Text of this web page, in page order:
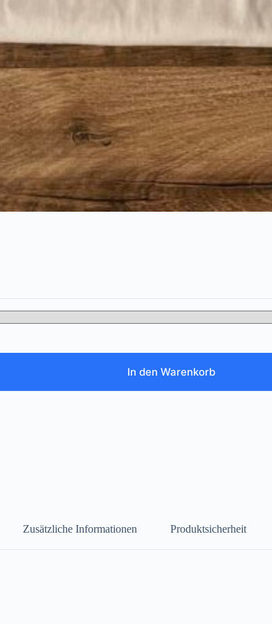
In den Warenkorb
Zusätzliche Informationen Produktsicherheit